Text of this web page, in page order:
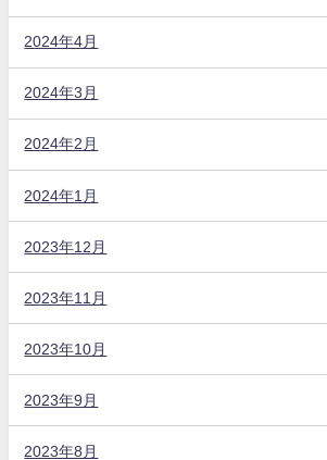
2024年4月
2024年3月
2024年2月
2024年1月
2023年12月
2023年11月
2023年10月
2023年9月
2023年8月